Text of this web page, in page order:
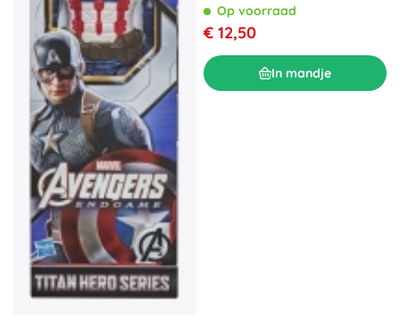
Op voorraad
€ 12,50
In mandje